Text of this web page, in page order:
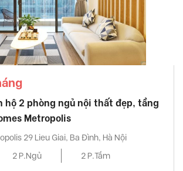
hộ 2 phòng ngủ nội thất đẹp, tầng
Metropolis
29 Lieu Giai, Ba Đình, Hà Nội
2 P.Ngủ 2 P.Tắm